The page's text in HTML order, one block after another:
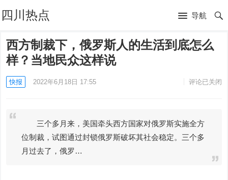
四川热点 导航
西方制裁下，俄罗斯人的生活到底怎么
样？当地民众这样说
快报 2022年6月18日 17:55 评论已关闭
三个多月来，美国牵头西方国家对俄罗斯实施全方
位制裁，试图通过封锁俄罗斯破坏其社会稳定。三个多
月过去了，俄罗…